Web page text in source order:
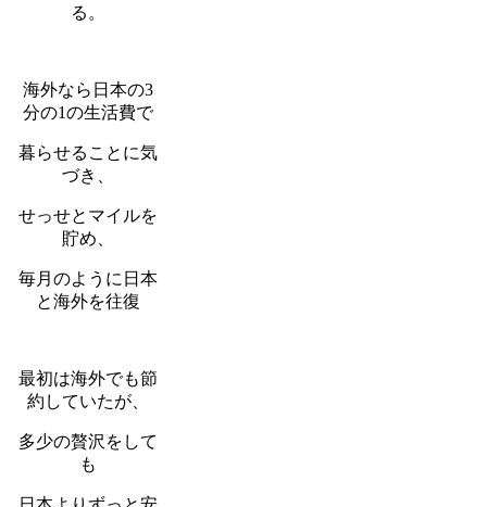
る。
海外なら日本の3
分の1の生活費で
暮らせることに気
づき、
せっせとマイルを
貯め、
毎月のように日本
と海外を往復
最初は海外でも節
約していたが、
多少の贅沢をして
も